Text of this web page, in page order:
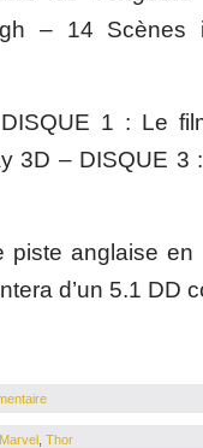
– 14 Scènes
DISQUE 1 : Le
3D – DISQUE 3
piste anglaise en
d’un 5.1 DD
Marvel Thor